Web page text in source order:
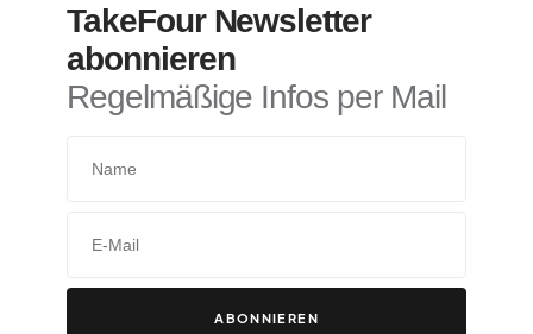
TakeFour Newsletter
abonnieren
Regelmäßige Infos per Mail
ABONNIEREN